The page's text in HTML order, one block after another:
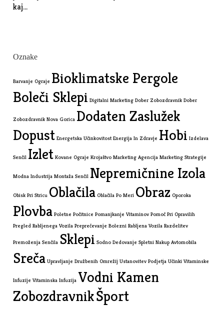
kaj…
Oznake
Barvanje Ograje Bioklimatske Pergole
Boleči Sklepi Digitalni Marketing Dober Zobozdravnik Dober
Zobozdravnik Nova Gorica Dodaten Zaslužek
Dopust Energetska Učinkovitost Energija In Zdravje Hobi Izdelava
Senčil Izlet Kovane Ograje Krojaštvo Marketing Agencija Marketing Strategije
Modna Industrija Montaža Senčil Nepremičnine Izola
Obisk Pri Stricu Oblačila Oblačila Po Meri Obraz Oporoka
Plovba Poletne Počitnice Pomanjkanje Vitaminov Pomoč Pri Opravilih
Pregled Rabljenega Vozila Preprečevanje Bolezni Rabljena Vozila Razdelitev
Premoženja Senčila Sklepi Sodno Dedovanje Spletni Nakup Avtomobila
Sreča Upravljanje Družbenih Omrežij Ustanovitev Podjetja Učinki Vitaminske
Infuzije Vitaminska Infuzija Vodni Kamen
ZobozdravnikŠport